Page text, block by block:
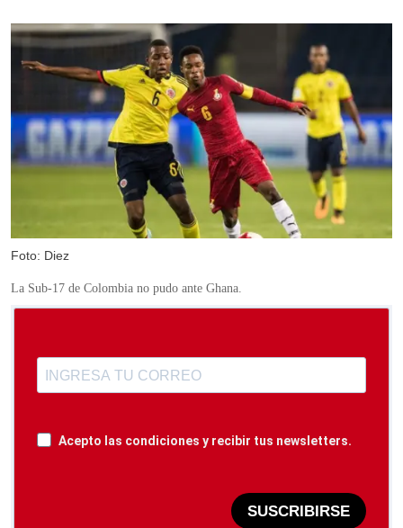
Foto: Diez
La Sub-17 de Colombia no pudo ante Ghana.
Acepto las condiciones y recibir tus newsletters.
SUSCRIBIRSE